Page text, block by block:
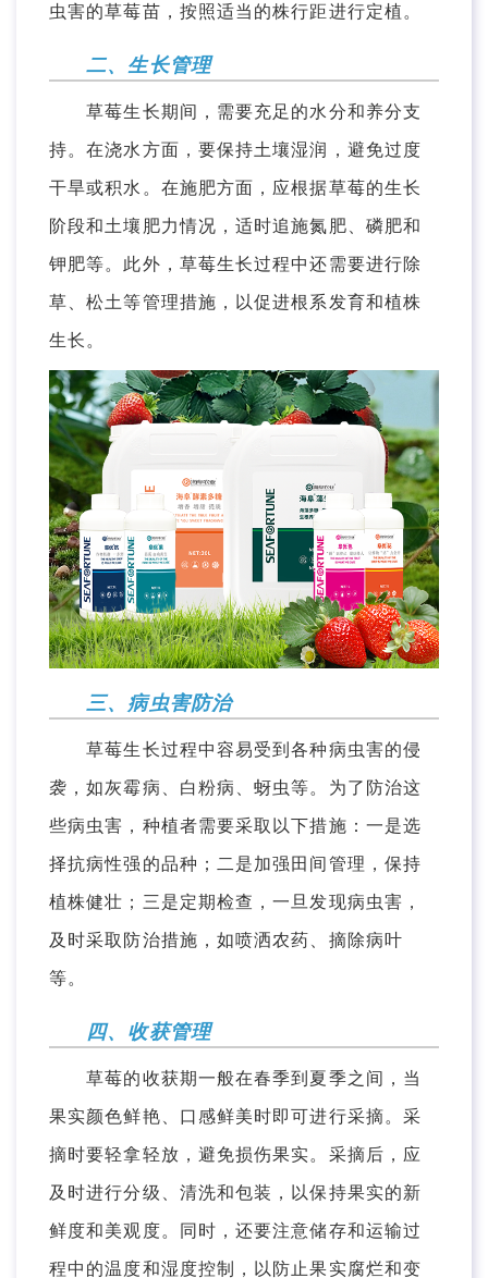
虫害的草莓苗，按照适当的株行距进行定植。
二、生长管理
草莓生长期间，需要充足的水分和养分支
持。在浇水方面，要保持土壤湿润，避免过度
干旱或积水。在施肥方面，应根据草莓的生长
阶段和土壤肥力情况，适时追施氮肥、磷肥和
钾肥等。此外，草莓生长过程中还需要进行除
草、松土等管理措施，以促进根系发育和植株
生长。
三、病虫害防治
草莓生长过程中容易受到各种病虫害的侵
袭，如灰霉病、白粉病、蚜虫等。为了防治这
些病虫害，种植者需要采取以下措施：一是选
择抗病性强的品种；二是加强田间管理，保持
植株健壮；三是定期检查，一旦发现病虫害，
及时采取防治措施，如喷洒农药、摘除病叶
等。
四、收获管理
草莓的收获期一般在春季到夏季之间，当
果实颜色鲜艳、口感鲜美时即可进行采摘。采
摘时要轻拿轻放，避免损伤果实。采摘后，应
及时进行分级、清洗和包装，以保持果实的新
鲜度和美观度。同时，还要注意储存和运输过
程中的温度和湿度控制，以防止果实腐烂和变